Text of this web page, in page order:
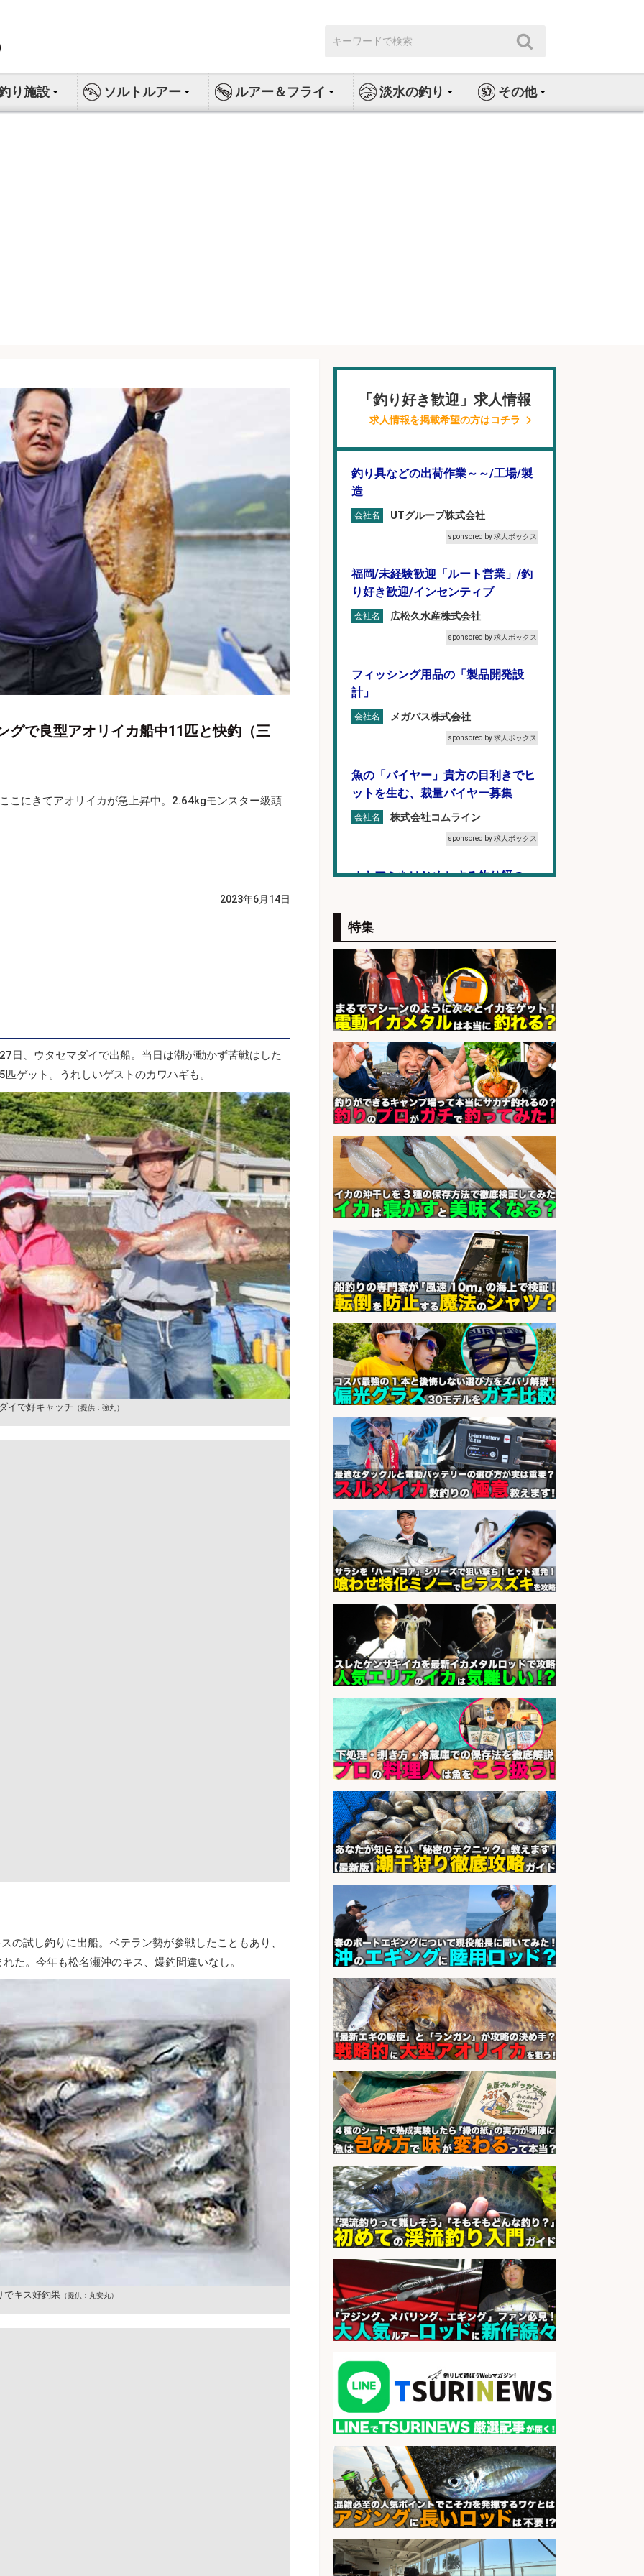
索:
り施設 ソルトルアー ルアー＆フライ 淡水の釣り その他
グで良型アオリイカ船中11匹と快釣（三
こにきてアオリイカが急上昇中。2.64kgモンスター級頭
2023年6月14日
日、ウタセマダイで出船。当日は潮が動かず苦戦はした
ゲット。うれしいゲストのカワハギも。
イで好キャッチ （提供：強丸）
の試し釣りに出船。ベテラン勢が参戦したこともあり、
た。今年も松名瀬沖のキス、爆釣間違いなし。
でキス好釣果 （提供：丸安丸）
「釣り好き歓迎」求人情報
求人情報を掲載希望の方はコチラ
釣り具などの出荷作業～～/工場/製
造
会社名 UTグループ株式会社
sponsored by 求人ボックス
福岡/未経験歓迎「ルート営業」/釣
り好き歓迎/インセンティブ
会社名 広松久水産株式会社
sponsored by 求人ボックス
フィッシング用品の「製品開発設
計」
会社名 メガバス株式会社
sponsored by 求人ボックス
魚の「バイヤー」貴方の目利きでヒ
ットを生む、裁量バイヤー募集
会社名 株式会社コムライン
sponsored by 求人ボックス
オキアミをはじめとする釣り餌の
会社名
釣り好きを活かす「法人営業」/提
案型ルート営業/直行直帰OK
会社名
株式会社スポーツライフプラネ
ッツ
sponsored by 求人ボックス
宮崎/魚や漁業に関わる現場・事務
の「総合職」 未経験可
sponsored by 求人ボックス
釣り好き必見「釣具の設計開
発」/DAIWA公認製品/年休117日
会社名
株式会社スポーツライフプラネ
ッツ
sponsored by 求人ボックス
福岡「現場監督」/釣り好き歓迎/残
業10時間/経験者歓迎
会社名 広松久水産株式会社
sponsored by 求人ボックス
未経験歓迎/釣り具メーカーでのル
ート営業/釣りや釣具などの知識必
須/残業なし
会社名 株式会社天龍
sponsored by 求人ボックス
さらに求人情報を見る
特集